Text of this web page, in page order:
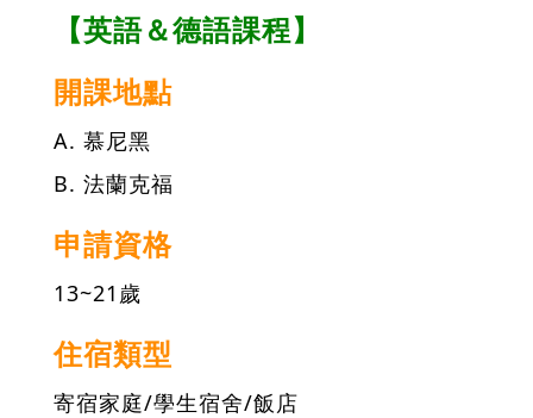
【英語＆德語課程】
開課地點
A. 慕尼黑
B. 法蘭克福
申請資格
13~21歲
住宿類型
寄宿家庭/學生宿舍/飯店